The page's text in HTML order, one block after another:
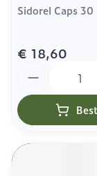
Sidorel Caps 30
€ 18,60